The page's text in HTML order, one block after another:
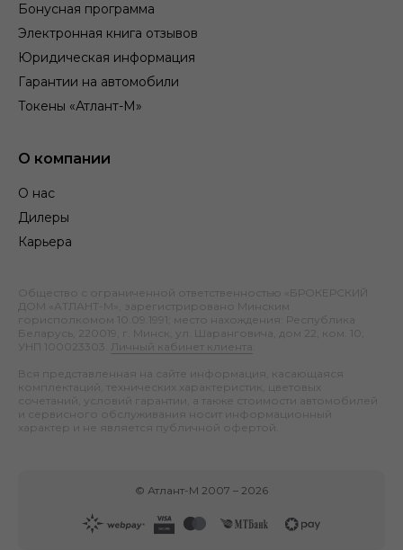
Бонусная программа
Электронная книга отзывов
Юридическая информация
Гарантии на автомобили
Токены «Атлант-М»
О компании
О нас
Дилеры
Карьера
Общество с ограниченной ответственностью «БРОКЕРСКИЙ
ДОМ «АТЛАНТ-М», зарегистрировано Минским
горисполкомом 10.09.1991; место нахождения: Республика
Беларусь, 220019, г. Минск, ул. Шаранговича, дом 22, ком. 10;
УНП 100023303.
Личный кабинет клиента
Вся представленная на сайте информация, касающаяся
комплектаций, технических характеристик, цветовых
сочетаний, условий гарантии, а также стоимости автомобилей
и сервисного обслуживания носит информационный
характер и не является публичной офертой.
© Атлант-М 2007 – 2026